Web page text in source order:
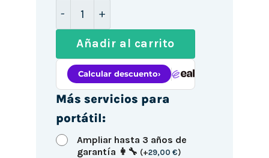
Añadir al carrito
Más servicios para
portátil:
Ampliar hasta 3 años de
garantía 👩‍🔧 (+29,00 €)